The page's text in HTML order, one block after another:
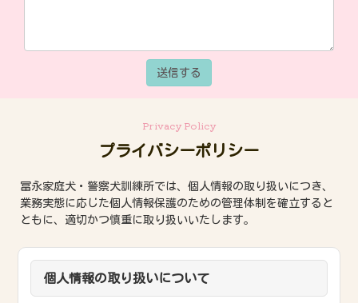
送信する
Privacy Policy
プライバシーポリシー
冨永家庭犬・警察犬訓練所では、個人情報の取り扱いにつき、
業務実態に応じた個人情報保護のための管理体制を確立すると
ともに、適切かつ慎重に取り扱いいたします。
個人情報の取り扱いについて